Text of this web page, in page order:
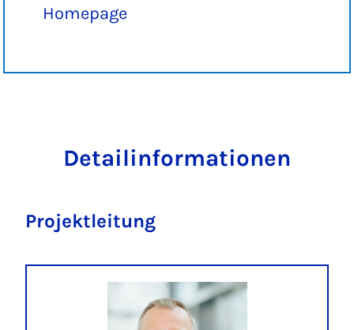
Homepage
Detailinformationen
Projektleitung